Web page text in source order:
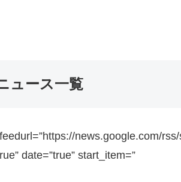
ュース一覧
news.google.com/
date=”true” start_item=”